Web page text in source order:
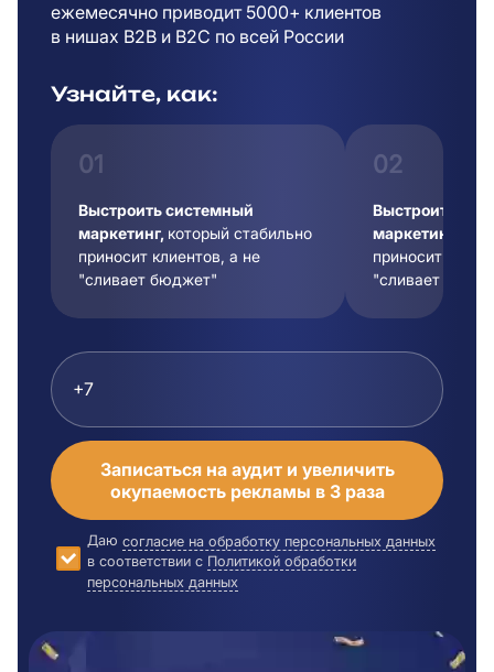
ежемесячно приводит 5000+ клиентов
в нишах B2B и B2C по всей России
Узнайте, как:
01
Выстроить системный
маркетинг, который стабильно
приносит клиентов, а не
"сливает бюджет"
02
Выстроить
маркетинг,
приносит
"сливает
Записаться на аудит и увеличить
окупаемость рекламы в 3 раза
Даю согласие на обработку персональных данных
в соответствии с Политикой обработки
персональных данных